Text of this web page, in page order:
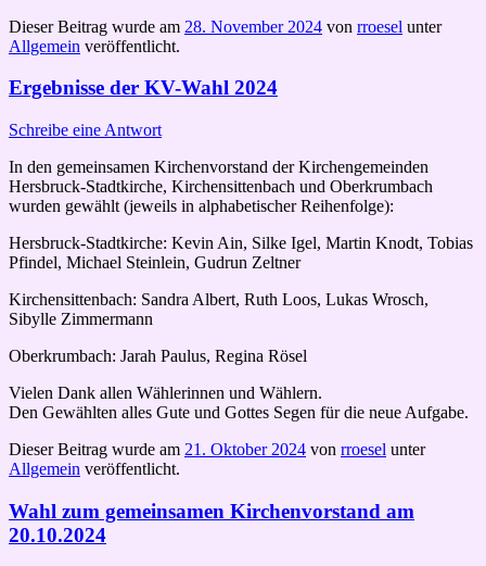
Dieser Beitrag wurde am 28. November 2024 von rroesel unter
Allgemein veröffentlicht.
Ergebnisse der KV-Wahl 2024
Schreibe eine Antwort
In den gemeinsamen Kirchenvorstand der Kirchengemeinden
Hersbruck-Stadtkirche, Kirchensittenbach und Oberkrumbach
wurden gewählt (jeweils in alphabetischer Reihenfolge):
Hersbruck-Stadtkirche: Kevin Ain, Silke Igel, Martin Knodt, Tobias
Pfindel, Michael Steinlein, Gudrun Zeltner
Kirchensittenbach: Sandra Albert, Ruth Loos, Lukas Wrosch,
Sibylle Zimmermann
Oberkrumbach: Jarah Paulus, Regina Rösel
Vielen Dank allen Wählerinnen und Wählern.
Den Gewählten alles Gute und Gottes Segen für die neue Aufgabe.
Dieser Beitrag wurde am 21. Oktober 2024 von rroesel unter
Allgemein veröffentlicht.
Wahl zum gemeinsamen Kirchenvorstand am
20.10.2024